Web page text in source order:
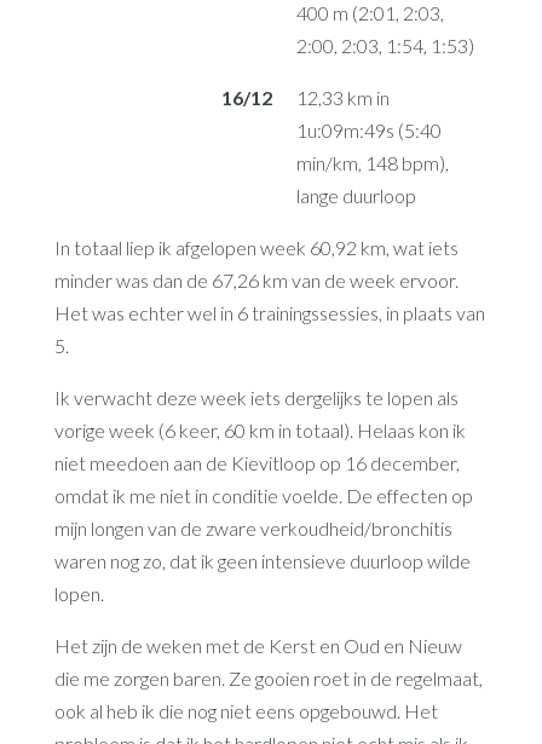
400 m (2:01, 2:03,
2:00, 2:03, 1:54, 1:53)
16/12
12,33 km in
1u:09m:49s (5:40
min/km, 148 bpm),
lange duurloop
In totaal liep ik afgelopen week 60,92 km, wat iets
minder was dan de 67,26 km van de week ervoor.
Het was echter wel in 6 trainingssessies, in plaats van
5.
Ik verwacht deze week iets dergelijks te lopen als
vorige week (6 keer, 60 km in totaal). Helaas kon ik
niet meedoen aan de Kievitloop op 16 december,
omdat ik me niet in conditie voelde. De effecten op
mijn longen van de zware verkoudheid/bronchitis
waren nog zo, dat ik geen intensieve duurloop wilde
lopen.
Het zijn de weken met de Kerst en Oud en Nieuw
die me zorgen baren. Ze gooien roet in de regelmaat,
ook al heb ik die nog niet eens opgebouwd. Het